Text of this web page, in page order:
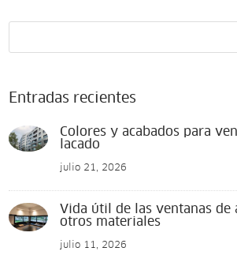
Entradas recientes
Colores y acabados para
lacado
julio 21, 2026
Vida útil de las ventanas de
otros materiales
julio 11, 2026